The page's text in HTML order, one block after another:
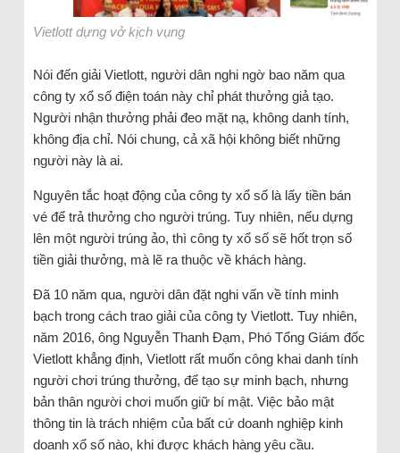
Vietlott dựng vở kịch vụng
Nói đến giải Vietlott, người dân nghi ngờ bao năm qua
công ty xổ số điện toán này chỉ phát thưởng giả tạo.
Người nhận thưởng phải đeo mặt nạ, không danh tính,
không địa chỉ. Nói chung, cả xã hội không biết những
người này là ai.
Nguyên tắc hoạt động của công ty xổ số là lấy tiền bán
vé để trả thưởng cho người trúng. Tuy nhiên, nếu dựng
lên một người trúng ảo, thì công ty xổ số sẽ hốt trọn số
tiền giải thưởng, mà lẽ ra thuộc về khách hàng.
Đã 10 năm qua, người dân đặt nghi vấn về tính minh
bạch trong cách trao giải của công ty Vietlott. Tuy nhiên,
năm 2016, ông Nguyễn Thanh Đạm, Phó Tổng Giám đốc
Vietlott khẳng định, Vietlott rất muốn công khai danh tính
người chơi trúng thưởng, để tạo sự minh bạch, nhưng
bản thân người chơi muốn giữ bí mật. Việc bảo mật
thông tin là trách nhiệm của bất cứ doanh nghiệp kinh
doanh xổ số nào, khi được khách hàng yêu cầu.